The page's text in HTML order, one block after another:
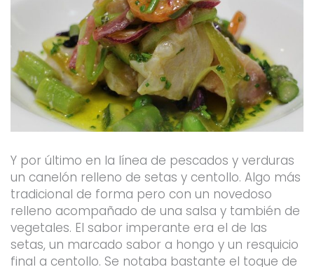
Y por último en la línea de pescados y verduras
un canelón relleno de setas y centollo. Algo más
tradicional de forma pero con un novedoso
relleno acompañado de una salsa y también de
vegetales. El sabor imperante era el de las
setas, un marcado sabor a hongo y un resquicio
final a centollo. Se notaba bastante el toque de